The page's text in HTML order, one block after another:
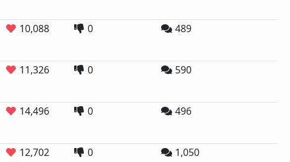
10,088 0 489
11,326 0 590
14,496 0 496
12,702 0 1,050